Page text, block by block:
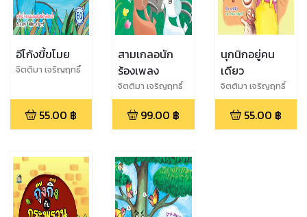
อีโก้งขี้ขโมย
จิตติมา เจริญฤทธิ์
55.00 ฿
สามเกลอนัก
ร้องเพลง
จิตติมา เจริญฤทธิ์
99.00 ฿
นุกนิกอยู่คน
เดียว
จิตติมา เจริญฤทธิ์
55.00 ฿